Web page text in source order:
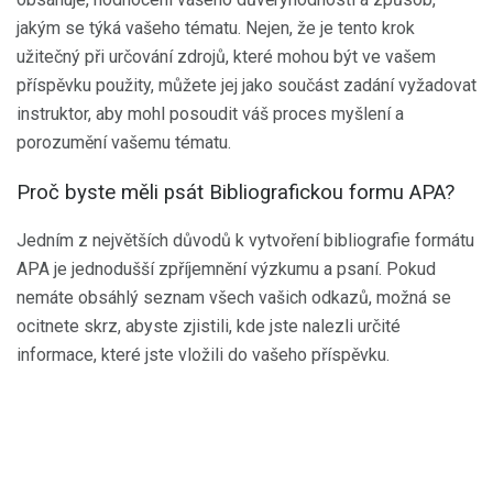
jakým se týká vašeho tématu. Nejen, že je tento krok
užitečný při určování zdrojů, které mohou být ve vašem
příspěvku použity, můžete jej jako součást zadání vyžadovat
instruktor, aby mohl posoudit váš proces myšlení a
porozumění vašemu tématu.
Proč byste měli psát Bibliografickou formu APA?
Jedním z největších důvodů k vytvoření bibliografie formátu
APA je jednodušší zpříjemnění výzkumu a psaní. Pokud
nemáte obsáhlý seznam všech vašich odkazů, možná se
ocitnete skrz, abyste zjistili, kde jste nalezli určité
informace, které jste vložili do vašeho příspěvku.